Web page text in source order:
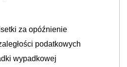
za opóźnienie
podatkowych
wypadkowej